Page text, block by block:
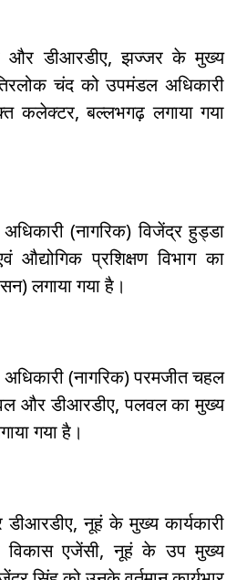
और डीआरडीए, झज्जर के मुख्य
चंद को उपमंडल अधिकारी
कलेक्टर, बल्लभगढ़ लगाया गया
(नागरिक) विजेंद्र हुड्डा
प्रशिक्षण विभाग का
लगाया गया है।
(नागरिक) परमजीत चहल
और डीआरडीए, पलवल का मुख्य
गया है।
नूहं के मुख्य कार्यकारी
विकास एजेंसी, नूहं के उप मुख्य